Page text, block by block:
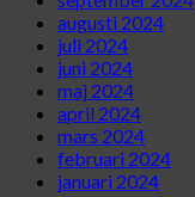
augusti 2024
juli 2024
juni 2024
maj 2024
april 2024
mars 2024
februari 2024
januari 2024